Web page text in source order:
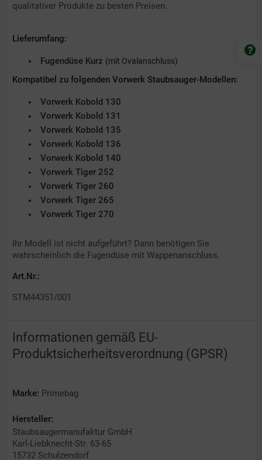
qualitativer Produkte zu besten Preisen.
Lieferumfang:
Fugendüse Kurz (mit Ovalanschluss)
Kompatibel zu folgenden Vorwerk Staubsauger-Modellen:
Vorwerk Kobold 130
Vorwerk Kobold 131
Vorwerk Kobold 135
Vorwerk Kobold 136
Vorwerk Kobold 140
Vorwerk Tiger 252
Vorwerk Tiger 260
Vorwerk Tiger 265
Vorwerk Tiger 270
Ihr Modell ist nicht aufgeführt? Dann benötigen Sie
wahrscheinlich die Fugendüse mit Wappenanschluss.
Art.Nr.:
STM44351/001
Informationen gemäß EU-
Produktsicherheitsverordnung (GPSR)
Marke: Primebag
Hersteller:
Staubsaugermanufaktur GmbH
Karl-Liebknecht-Str. 63-65
15732 Schulzendorf